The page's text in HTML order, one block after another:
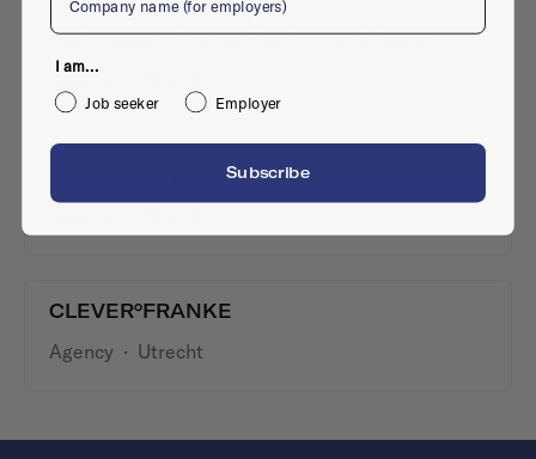
Lightbase - Online Platforms & Apps
Agency
Flow Design + Communicatie
CLEVER°FRANKE
Agency · Utrecht
I am...
Job seeker
Employer
Subscribe